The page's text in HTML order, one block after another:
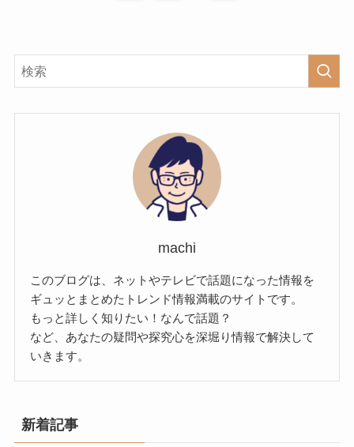
machi
このブログは、ネットやテレビで話題になった情報を
ギュッとまとめたトレンド情報満載のサイトです。
もっと詳しく知りたい！なんで話題？
など、あなたの疑問や探究心を深堀り情報で解決して
いきます。
新着記事